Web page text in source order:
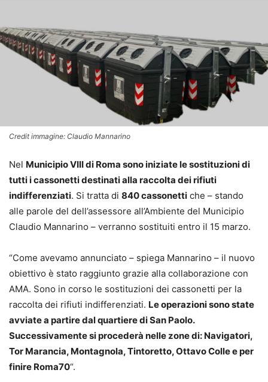
Credit immagine: Claudio Mannarino
Nel Municipio VIII di Roma sono iniziate le sostituzioni di
tutti i cassonetti destinati alla raccolta dei rifiuti
indifferenziati. Si tratta di 840 cassonetti che – stando
alle parole del dell’assessore all’Ambiente del Municipio
Claudio Mannarino – verranno sostituiti entro il 15 marzo.
“Come avevamo annunciato – spiega Mannarino – il nuovo
obiettivo è stato raggiunto grazie alla collaborazione con
AMA. Sono in corso le sostituzioni dei cassonetti per la
raccolta dei rifiuti indifferenziati. Le operazioni sono state
avviate a partire dal quartiere di San Paolo.
Successivamente si procederà nelle zone di: Navigatori,
Tor Marancia, Montagnola, Tintoretto, Ottavo Colle e per
finire Roma70“.